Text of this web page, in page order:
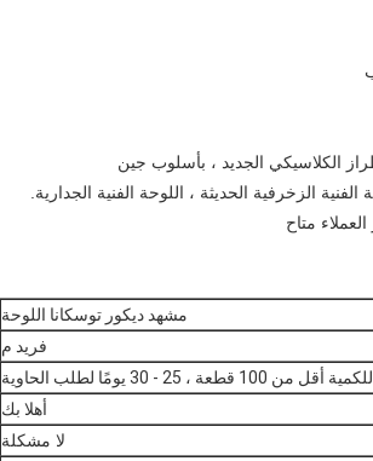
الكلاسيكي الجديد ، بأسلوب جين
الفنية الزخرفية الحديثة ، اللوحة الفنية الجدارية.
مشهد ديكور توسكانا اللوحة
فريد م
أهلا بك
لا مشكلة